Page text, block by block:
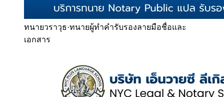
ทนายวราวุธ·ทนายผู้ทำคำรับรองลายมือชื่อและ
เอกสาร